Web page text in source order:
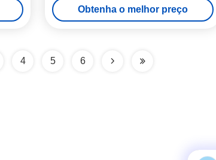
0,020mm folha
Obtenha o melhor preço
4 5 6